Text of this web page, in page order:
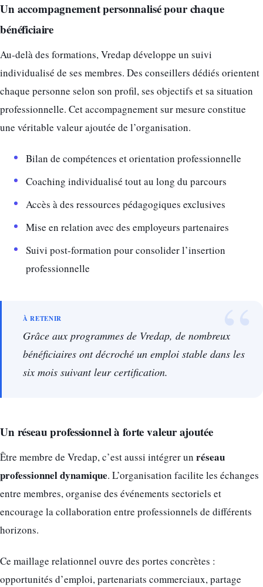
Un accompagnement personnalisé pour chaque
bénéficiaire
Au-delà des formations, Vredap développe un suivi
individualisé de ses membres. Des conseillers dédiés orientent
chaque personne selon son profil, ses objectifs et sa situation
professionnelle. Cet accompagnement sur mesure constitue
une véritable valeur ajoutée de l’organisation.
Bilan de compétences et orientation professionnelle
Coaching individualisé tout au long du parcours
Accès à des ressources pédagogiques exclusives
Mise en relation avec des employeurs partenaires
Suivi post-formation pour consolider l’insertion
professionnelle
Grâce aux programmes de Vredap, de nombreux
bénéficiaires ont décroché un emploi stable dans les
six mois suivant leur certification.
Un réseau professionnel à forte valeur ajoutée
Être membre de Vredap, c’est aussi intégrer un réseau
professionnel dynamique. L’organisation facilite les échanges
entre membres, organise des événements sectoriels et
encourage la collaboration entre professionnels de différents
horizons.
Ce maillage relationnel ouvre des portes concrètes :
opportunités d’emploi, partenariats commerciaux, partage